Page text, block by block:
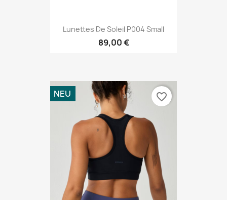
Lunettes De Soleil P004 Small
89,00 €
NEU favorite_border